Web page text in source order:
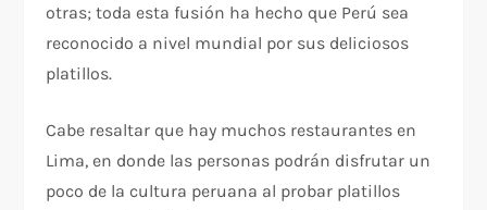
otras; toda esta fusión ha hecho que Perú sea
reconocido a nivel mundial por sus deliciosos
platillos.
Cabe resaltar que hay muchos restaurantes en
Lima, en donde las personas podrán disfrutar un
poco de la cultura peruana al probar platillos